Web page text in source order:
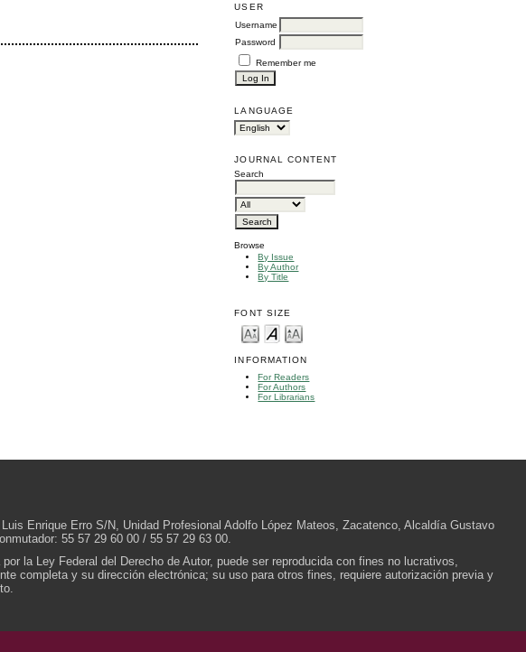
USER
Username
Password
Remember me
LANGUAGE
JOURNAL CONTENT
Search
Browse
By Issue
By Author
By Title
FONT SIZE
INFORMATION
For Readers
For Authors
For Librarians
Enrique Erro S/N, Unidad Profesional Adolfo López Mateos, Zacatenco, Alcaldía Gustavo
55 57 29 60 00 / 55 57 29 63 00.
la Ley Federal del Derecho de Autor, puede ser reproducida con fines no lucrativos,
completa y su dirección electrónica; su uso para otros fines, requiere autorización previa y